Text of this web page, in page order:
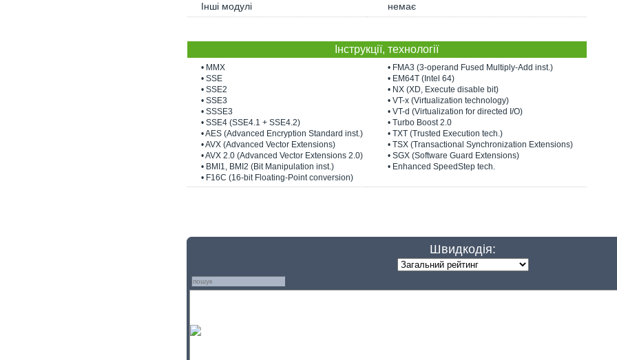
Інші модулі
немає
Інструкції, технології
• MMX
• SSE
• SSE2
• SSE3
• SSSE3
• SSE4 (SSE4.1 + SSE4.2)
• AES (Advanced Encryption Standard inst.)
• AVX (Advanced Vector Extensions)
• AVX 2.0 (Advanced Vector Extensions 2.0)
• BMI1, BMI2 (Bit Manipulation inst.)
• F16C (16-bit Floating-Point conversion)
• FMA3 (3-operand Fused Multiply-Add inst.)
• EM64T (Intel 64)
• NX (XD, Execute disable bit)
• VT-x (Virtualization technology)
• VT-d (Virtualization for directed I/O)
• Turbo Boost 2.0
• TXT (Trusted Execution tech.)
• TSX (Transactional Synchronization Extensions)
• SGX (Software Guard Extensions)
• Enhanced SpeedStep tech.
Швидкодія: